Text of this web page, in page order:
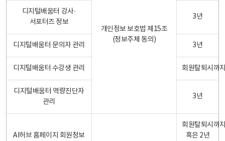
개인정보 보호법 제15조
(정보주체 동의)
디지털배움터 강사·
서포터즈 정보
3년
디지털배움터 문의자 관리 3년
디지털배움터 수강생 관리 회원탈퇴시까
디지털배움터 역량진단자
관리
3년
AI허브 홈페이지 회원정보
회원탈퇴시까
혹은 2년